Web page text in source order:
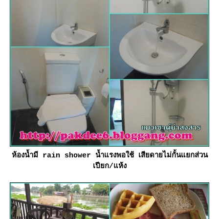
ห้องน้ำมี rain shower น้ำแรงพอใช้ เสียดายไม่กั้นแยกส่วน
เปียก/แห้ง